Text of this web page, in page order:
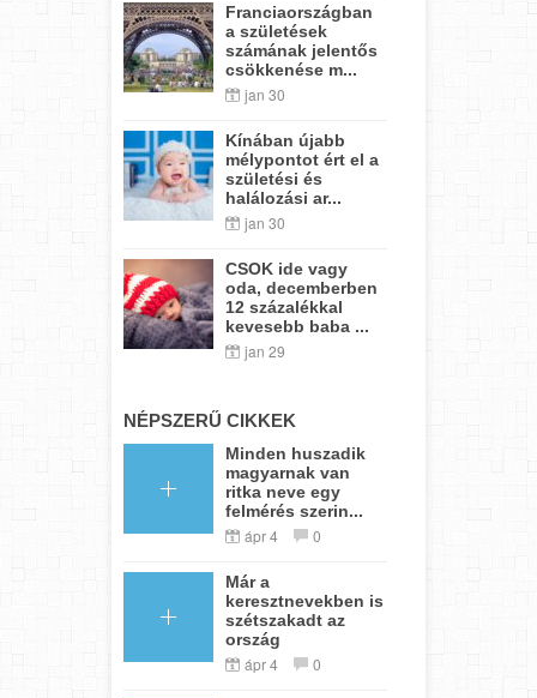
Franciaországban
a születések
számának jelentős
csökkenése m...
jan 30
Kínában újabb
mélypontot ért el a
születési és
halálozási ar...
jan 30
CSOK ide vagy
oda, decemberben
12 százalékkal
kevesebb baba ...
jan 29
NÉPSZERŰ CIKKEK
Minden huszadik
magyarnak van
ritka neve egy
felmérés szerin...
ápr 4 0
Már a
keresztnevekben is
szétszakadt az
ország
ápr 4 0